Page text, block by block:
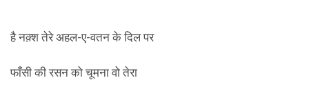
है नक़्श तेरे अहल-ए-वतन के दिल पर
फाँसी की रसन को चूमना वो तेरा